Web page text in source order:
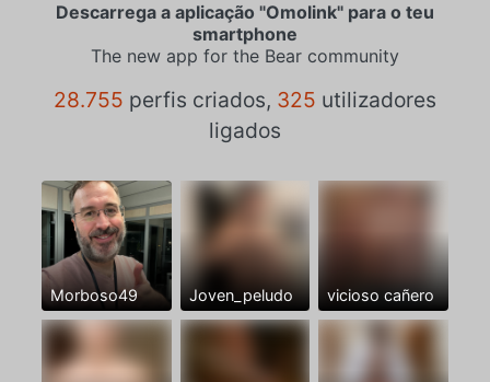
Descarrega a aplicação "Omolink" para o teu
smartphone
The new app for the Bear community
28.755 perfis criados, 325 utilizadores
ligados
Morboso49 Joven_peludo vicioso cañero